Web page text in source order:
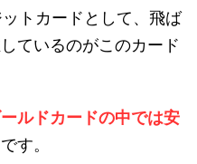
トカードとして、飛ば
ているのがこのカード
ルドカードの中では安
す。